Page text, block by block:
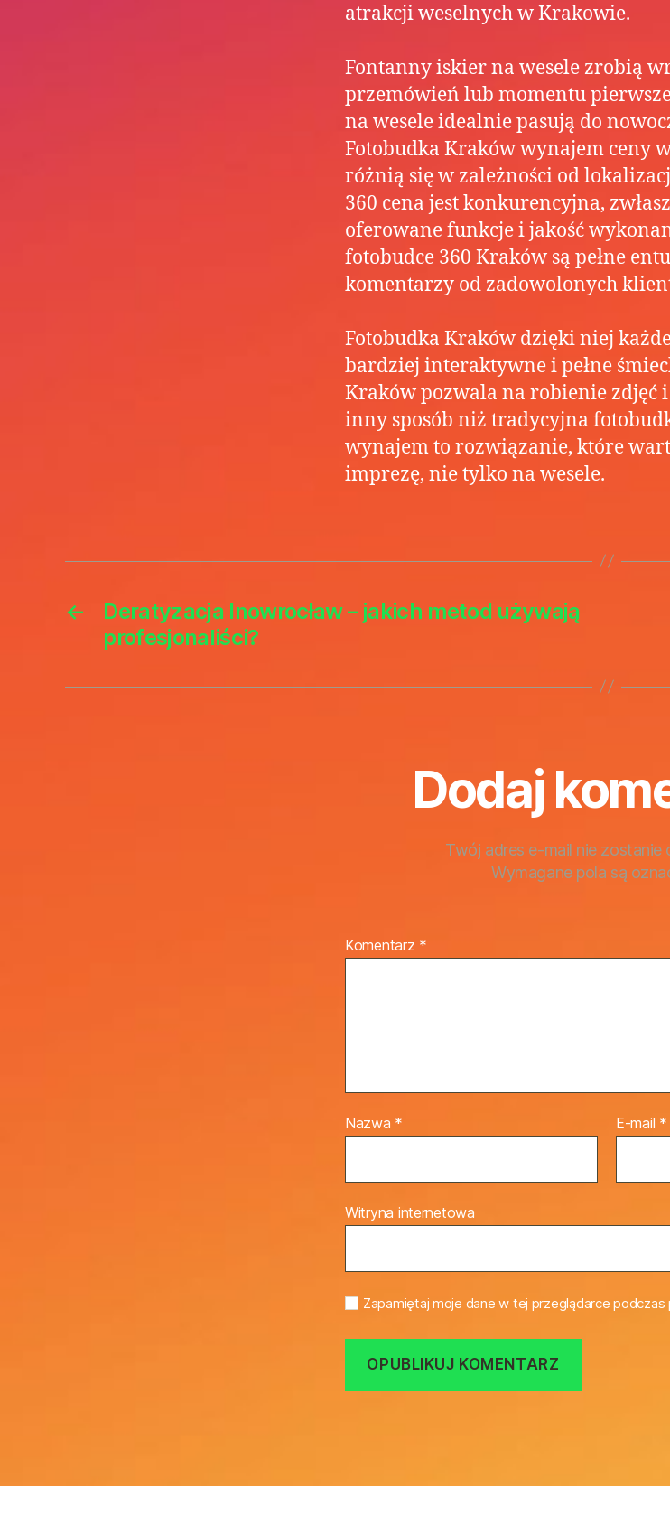
atrakcji weselnych w Krakowie.
Fontanny iskier na wesele zrobią
przemówień lub momentu
na wesele idealnie pasują do
Fotobudka Kraków wynajem ceny
różnią się w zależności od
360 cena jest konkurencyjna,
oferowane funkcje i jakość
fotobudce 360 Kraków są pełne
komentarzy od zadowolonych
Fotobudka Kraków dzięki niej
bardziej interaktywne i pełne
Kraków pozwala na robienie zdjęć
inny sposób niż tradycyjna
wynajem to rozwiązanie, które
imprezę, nie tylko na wesele.
←
Deratyzacja Inowrocław – jakich metod używają
profesjonaliści?
Dodaj
Twój adres e-mail nie zostanie
Wymagane pola są
Komentarz *
Nazwa * E-mail *
Witryna internetowa
Zapamiętaj moje dane w tej przeglądarce podczas